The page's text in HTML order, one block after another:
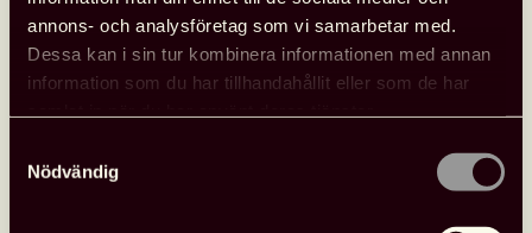
annons- och analysföretag som vi samarbetar med.
Dessa kan i sin tur kombinera informationen med annan
information som du har tillhandahållit eller som de har
Nödvändig
Till verktygslådan